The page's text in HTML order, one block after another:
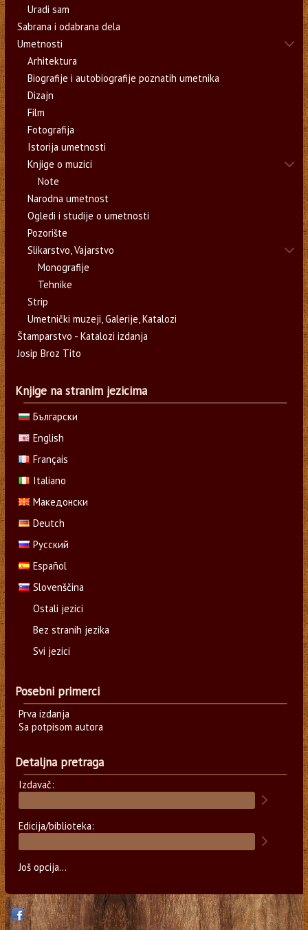
Uradi sam
Sabrana i odabrana dela
Umetnosti
Arhitektura
Biografije i autobiografije poznatih umetnika
Dizajn
Film
Fotografija
Istorija umetnosti
Knjige o muzici
Note
Narodna umetnost
Ogledi i studije o umetnosti
Pozorište
Slikarstvo, Vajarstvo
Monografije
Tehnike
Strip
Umetnički muzeji, Galerije, Katalozi
Štamparstvo - Katalozi izdanja
Josip Broz Tito
Knjige na stranim jezicima
Български
English
Français
Italiano
Македонски
Deutch
Русский
Español
Slovenščina
Ostali jezici
Bez stranih jezika
Svi jezici
Posebni primerci
Prva izdanja
Sa potpisom autora
Detaljna pretraga
Izdavač:
Edicija/biblioteka:
Još opcija...